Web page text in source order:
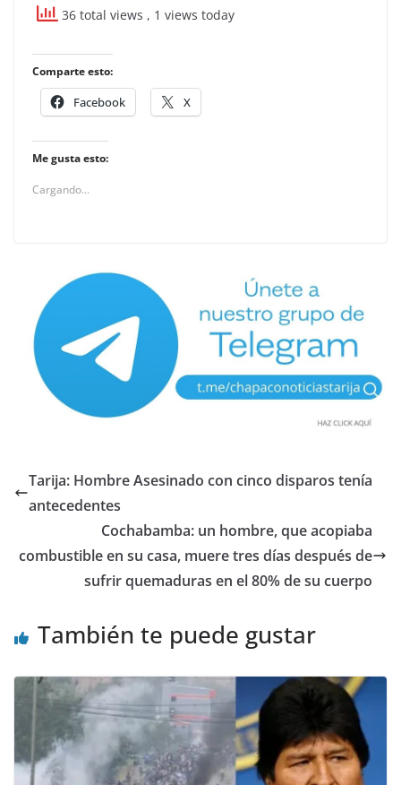
36 total views , 1 views today
Comparte esto:
Facebook X
Me gusta esto:
Cargando...
Tarija: Hombre Asesinado con cinco disparos tenía
antecedentes
Cochabamba: un hombre, que acopiaba
combustible en su casa, muere tres días después de
sufrir quemaduras en el 80% de su cuerpo
También te puede gustar